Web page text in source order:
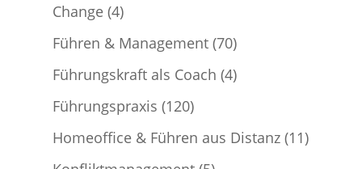
Change(4)
Führen & Management(70)
Führungskraft als Coach (4)
Führungspraxis (120)
Homeoffice & Führen aus Distanz(11)